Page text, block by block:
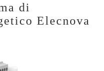
di
Elecnova